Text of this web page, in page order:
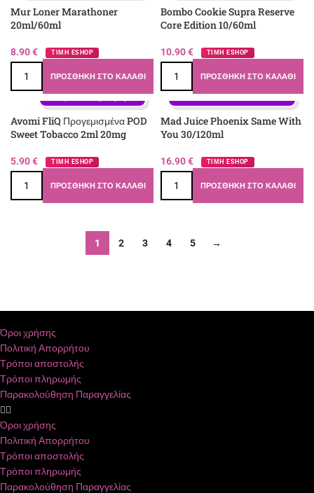
Mur Loner Marathoner
20ml/60ml
8.90€ ΤΙΜΗ ESHOP
ΠΡΟΣΘΉΚΗ ΣΤΟ ΚΑΛΆΘΙ
Bombo Cookie Supra Reserve
Core Edition 10/60ml
10.90€ ΤΙΜΗ ESHOP
ΠΡΟΣΘΉΚΗ ΣΤΟ ΚΑΛΆΘΙ
Avomi FliQ Προγεμισμένα POD
Sweet Tobacco 2ml 20mg
5.90€ ΤΙΜΗ ESHOP
ΠΡΟΣΘΉΚΗ ΣΤΟ ΚΑΛΆΘΙ
Γεύση: Βανίλια, Βούτυρο,
Καραμέλα, Καρύδα, Κρέμα,
Mad Juice Phoenix Same With
You 30/120ml
16.90€ ΤΙΜΗ ESHOP
ΠΡΟΣΘΉΚΗ ΣΤΟ ΚΑΛΆΘΙ
1 2 3 4 5 →
Όροι χρήσης
Πολιτική Απορρήτου
Τρόποι αποστολής
Τρόποι πληρωμής
Παρακολούθηση Παραγγελίας
Όροι χρήσης
Πολιτική Απορρήτου
Τρόποι αποστολής
Τρόποι πληρωμής
Παρακολούθηση Παραγγελίας